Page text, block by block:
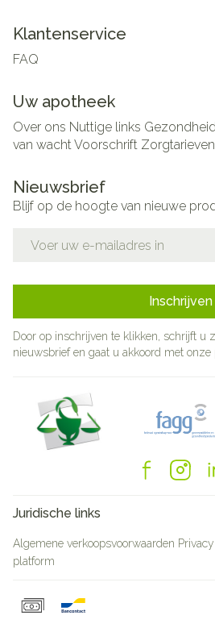
Klantenservice
FAQ
Uw apotheek
Over ons Nuttige links
van wachtVoorschrift Zorgtarieven
Nieuwsbrief
Blijf op de hoogte van nieuwe
Inschrijven
Door op inschrijven te klikken, schrijft u
nieuwsbrief en gaat u akkoord met onze
Juridische links
Algemene verkoopsvoorwaarden
platform